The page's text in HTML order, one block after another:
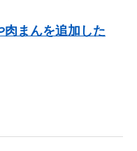
肉まんを追加した